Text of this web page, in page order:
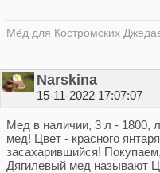
Мёд для Костромских
Narskina
15-11-2022 17:07:07
Мед в наличии, 3 л - 1800,
мед! Цвет - красного
засахарившийся!
Дягилевый мед называют